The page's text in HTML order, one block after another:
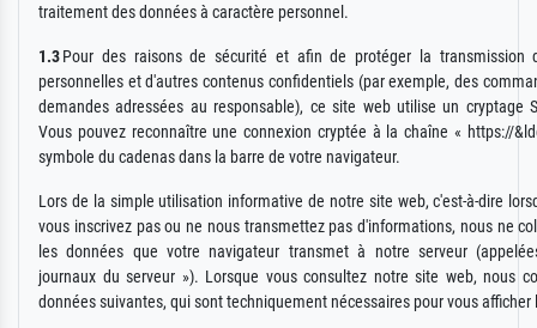
traitement des données à caractère personnel.
1.3Pour des raisons de sécurité et afin de protéger la transmission
personnelles et d'autres contenus confidentiels (par exemple, des
demandes adressées au responsable), ce site web utilise un cryptage
Vous pouvez reconnaître une connexion cryptée à la chaîne « https://
symbole du cadenas dans la barre de votre navigateur.
Lors de la simple utilisation informative de notre site web, c'est-à-dire
vous inscrivez pas ou ne nous transmettez pas d'informations, nous ne
les données que votre navigateur transmet à notre serveur
journaux du serveur »). Lorsque vous consultez notre site web, nous
données suivantes, qui sont techniquement nécessaires pour vous afficher